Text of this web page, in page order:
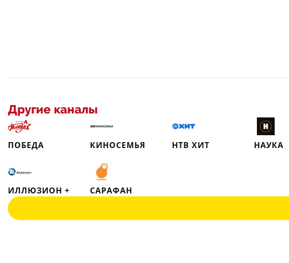
Другие каналы
ПОБЕДА КИНОСЕМЬЯ НТВ ХИТ НАУКА
ИЛЛЮЗИОН +
САРАФАН